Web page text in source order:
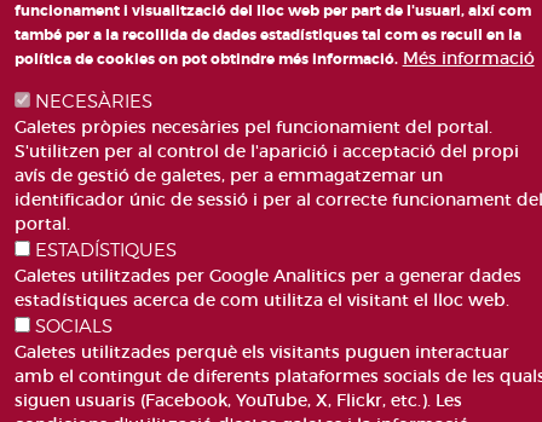
PLAÇA DE SANT LLORENÇ, 4 VALÈNCIA 46003
TELÈFON: 963188000
Pie
de
página
ACCESIBILITAT
AVÍS LEGAL
CANAL DE DENÚNCIES
CONTACTEU
GLOSSARI
MAPA WEB
POLÍTICA DE GALETES
funcionament i visualització del lloc web per part de l'usuari, així com
també per a la recollida de dades estadístiques tal com es recull en la
política de cookies on pot obtindre més informació. Més informació
NECESÀRIES
Galetes pròpies necesàries pel funcionamient del portal.
S'utilitzen per al control de l'aparició i acceptació del propi
avís de gestió de galetes, per a emmagatzemar un
identificador únic de sessió i per al correcte funcionament del
portal.
ESTADÍSTIQUES
Galetes utilitzades per Google Analitics per a generar dades
estadístiques acerca de com utilitza el visitant el lloc web.
SOCIALS
Galetes utilitzades perquè els visitants puguen interactuar
amb el contingut de diferents plataformes socials de les
siguen usuaris (Facebook, YouTube, X, Flickr, etc.). Les